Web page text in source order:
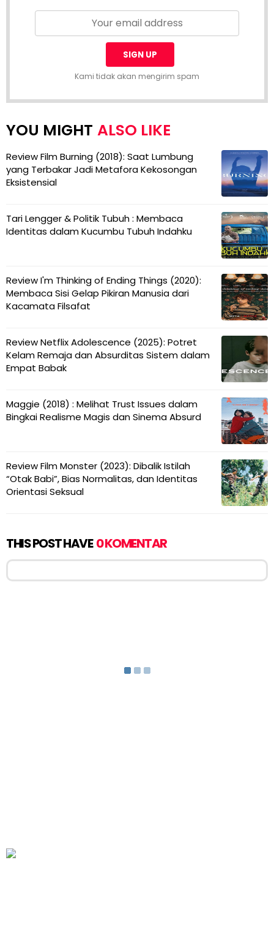
Kami tidak akan mengirim spam
ALSO LIKE
Review Film Burning (2018): Saat Lumbung
yang Terbakar Jadi Metafora Kekosongan
Eksistensial
Tari Lengger & Politik Tubuh : Membaca
Identitas dalam Kucumbu Tubuh Indahku
Review I'm Thinking of Ending Things (2020):
Membaca Sisi Gelap Pikiran Manusia dari
Kacamata Filsafat
Review Netflix Adolescence (2025): Potret
Kelam Remaja dan Absurditas Sistem dalam
Empat Babak
Maggie (2018) : Melihat Trust Issues dalam
Bingkai Realisme Magis dan Sinema Absurd
Review Film Monster (2023): Dibalik Istilah
“Otak Babi”, Bias Normalitas, dan Identitas
Orientasi Seksual
THIS POST HAVE 0 KOMENTAR